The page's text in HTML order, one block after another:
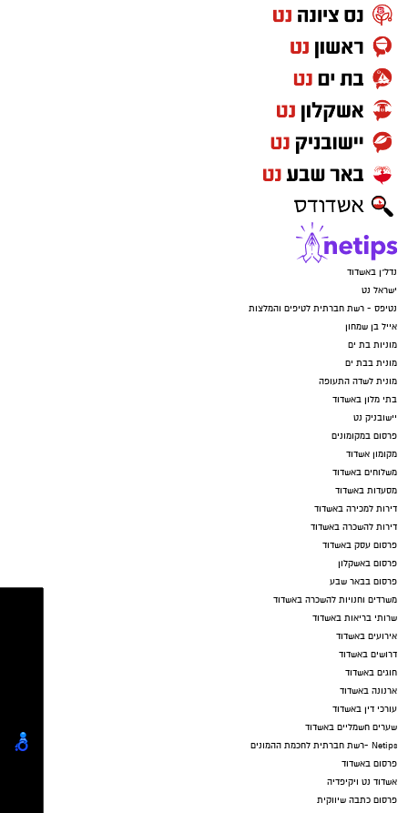
נדל"ן באשדוד
ישראל נט
נטיפס - רשת חברתית לטיפים והמלצות
אייל בן שמחון
מוניות בת ים
מונית בבת ים
מונית לשדה התעופה
בתי מלון באשדוד
יישובניק נט
פרסום במקומונים
מקומון אשדוד
משלוחים באשדוד
מסעדות באשדוד
דירות למכירה באשדוד
דירות להשכרה באשדוד
פרסום עסק באשדוד
פרסום באשקלון
פרסום בבאר שבע
משרדים וחנויות להשכרה באשדוד
שרותי בריאות באשדוד
אירועים באשדוד
דרושים באשדוד
חוגים באשדוד
ארנונה באשדוד
עורכי דין באשדוד
שערים חשמליים באשדוד
Netips -רשת חברתית לחכמת ההמונים
פרסום באשדוד
אשדוד נט ויקיפדיה
פרסום כתבה שיווקית